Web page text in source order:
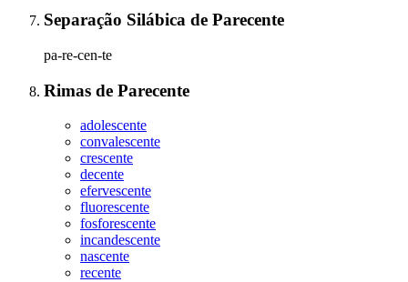
Separação Silábica de Parecente
pa-re-cen-te
Rimas de Parecente
adolescente
convalescente
crescente
decente
efervescente
fluorescente
fosforescente
incandescente
nascente
recente